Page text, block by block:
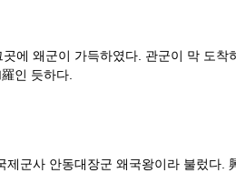
에 왜군이 가득하였다. 관군이 막 도
인 듯하다.
군사 안동대장군 왜국왕이라 불렀다.